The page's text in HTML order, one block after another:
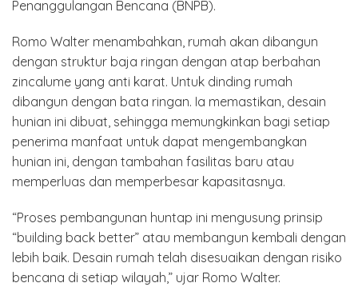
Penanggulangan Bencana (BNPB).
Romo Walter menambahkan, rumah akan dibangun
dengan struktur baja ringan dengan atap berbahan
zincalume yang anti karat. Untuk dinding rumah
dibangun dengan bata ringan. Ia memastikan, desain
hunian ini dibuat, sehingga memungkinkan bagi setiap
penerima manfaat untuk dapat mengembangkan
hunian ini, dengan tambahan fasilitas baru atau
memperluas dan memperbesar kapasitasnya.
“Proses pembangunan huntap ini mengusung prinsip
“building back better” atau membangun kembali dengan
lebih baik. Desain rumah telah disesuaikan dengan risiko
bencana di setiap wilayah,” ujar Romo Walter.